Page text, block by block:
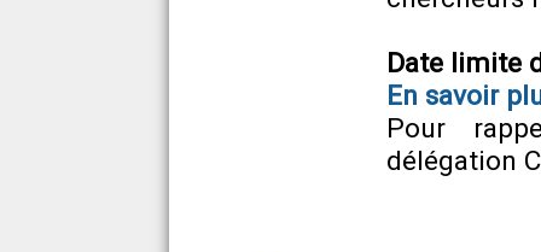
Date limite
En savoir
Pour
délégation